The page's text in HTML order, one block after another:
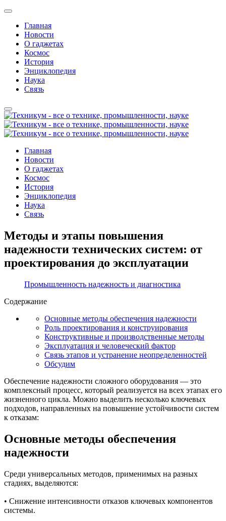
Главная
Новости
О гаджетах
Космос
История
Энциклопедия
Наука
Связь
Главная
Новости
О гаджетах
Космос
История
Энциклопедия
Наука
Связь
Методы и этапы повышения
надежности технических систем: от
проектирования до эксплуатации
Промышленность надежность и диагностика
Содержание
Основные методы обеспечения надежности
Роль проектирования и конструирования
Конструктивные и производственные методы
Эксплуатация и человеческий фактор
Связь этапов и устранение неопределенностей
Обсудим
Обеспечение надежности сложного оборудования — это
комплексный процесс, который реализуется на всех этапах его
жизненного цикла. Можно выделить несколько ключевых
подходов, направленных на повышение устойчивости систем
к отказам:
Основные методы обеспечения
надежности
Среди универсальных методов, применимых на разных
стадиях, выделяются:
• Снижение интенсивности отказов ключевых компонентов
системы.